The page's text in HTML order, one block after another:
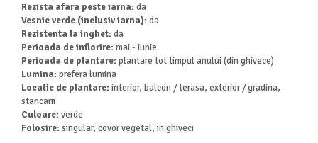
Rezista afara peste iarna: da
Vesnic verde (inclusiv iarna): da
Rezistenta la inghet: da
Perioada de inflorire: mai - iunie
Perioada de plantare: plantare tot timpul anului (din ghivece)
Lumina: prefera lumina
Locatie de plantare: interior, balcon / terasa, exterior / gradina,
stancarii
Culoare: verde
Folosire: singular, covor vegetal, in ghiveci